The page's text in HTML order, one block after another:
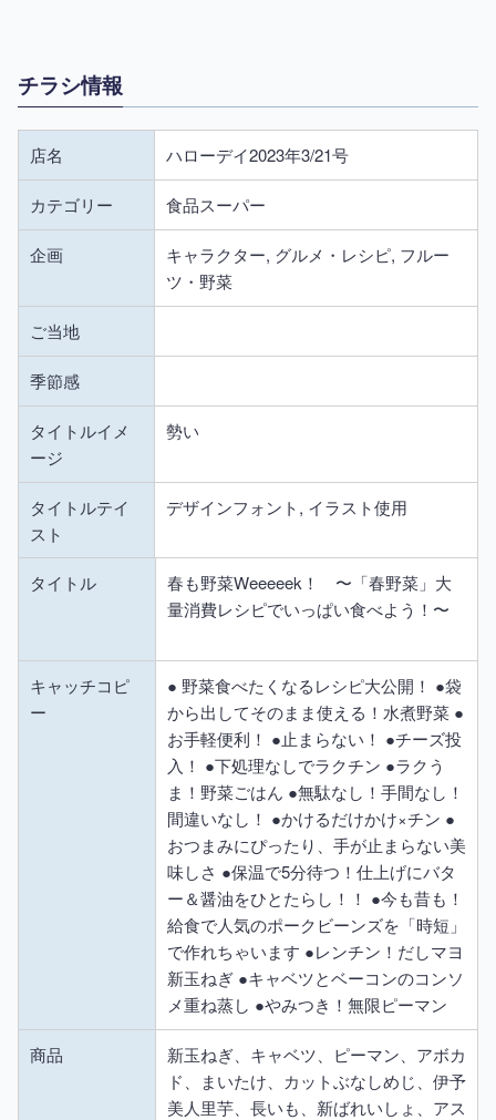
チラシ情報
店名 ハローデイ2023年3/21号
カテゴリー 食品スーパー
企画
キャラクター, グルメ・レシピ, フルー
ツ・野菜
ご当地
季節感
タイトルイメ
ージ
勢い
タイトルテイ
スト
デザインフォント, イラスト使用
タイトル
春も野菜Weeeeek！ 〜「春野菜」大
量消費レシピでいっぱい食べよう！〜
キャッチコピ
ー
● 野菜食べたくなるレシピ大公開！ ●袋
から出してそのまま使える！水煮野菜 ●
お手軽便利！ ●止まらない！ ●チーズ投
入！ ●下処理なしでラクチン ●ラクう
ま！野菜ごはん ●無駄なし！手間なし！
間違いなし！ ●かけるだけかけ×チン ●
おつまみにぴったり、手が止まらない美
味しさ ●保温で5分待つ！仕上げにバタ
ー＆醤油をひとたらし！！ ●今も昔も！
給食で人気のポークビーンズを「時短」
で作れちゃいます ●レンチン！だしマヨ
新玉ねぎ ●キャベツとベーコンのコンソ
メ重ね蒸し ●やみつき！無限ピーマン
商品
新玉ねぎ、キャベツ、ピーマン、アボカ
ド、まいたけ、カットぶなしめじ、伊予
美人里芋、長いも、新ばれいしょ、アス